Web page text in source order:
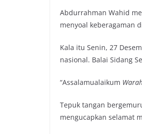
Abdurrahman Wahid
menyoal keberagaman
Kala itu Senin, 27
nasional. Balai Sidang
“Assalamualaikum
Tepuk tangan
mengucapkan selamat